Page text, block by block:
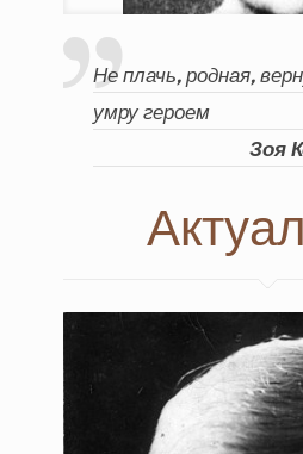
Не плачь, родная,
умру героем
Зоя